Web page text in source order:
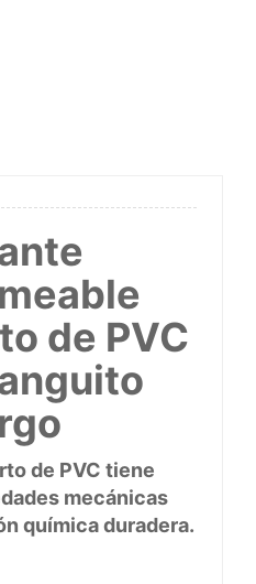
de PVC
de PVC tiene
mecánicas
química duradera.